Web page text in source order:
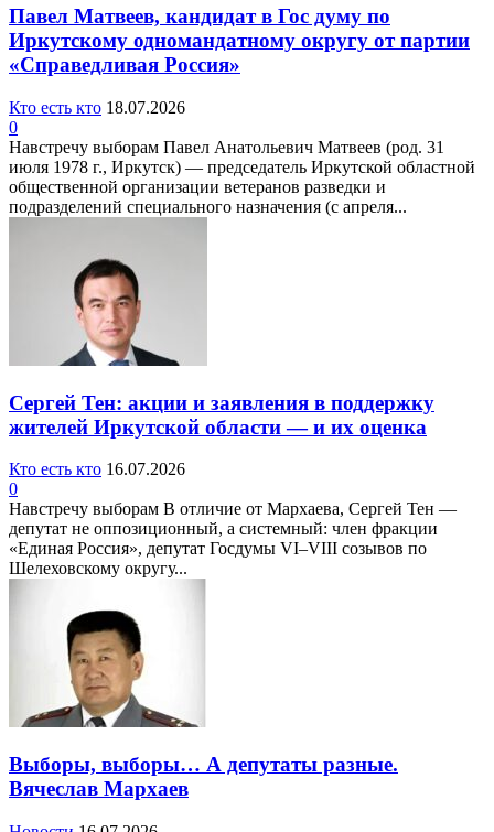
Павел Матвеев, кандидат в Гос думу по
Иркутскому одномандатному округу от партии
«Справедливая Россия»
Кто есть кто 18.07.2026
0
Навстречу выборам Павел Анатольевич Матвеев (род. 31
июля 1978 г., Иркутск) — председатель Иркутской областной
общественной организации ветеранов разведки и
подразделений специального назначения (с апреля...
Сергей Тен: акции и заявления в поддержку
жителей Иркутской области — и их оценка
Кто есть кто 16.07.2026
0
Навстречу выборам В отличие от Мархаева, Сергей Тен —
депутат не оппозиционный, а системный: член фракции
«Единая Россия», депутат Госдумы VI–VIII созывов по
Шелеховскому округу...
Выборы, выборы… А депутаты разные.
Вячеслав Мархаев